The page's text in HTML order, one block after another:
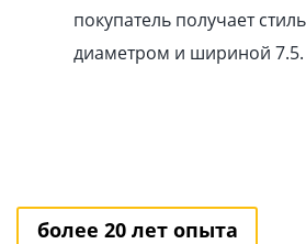
покупатель получает
диаметром и шириной 7.5.
более 20 лет опыта